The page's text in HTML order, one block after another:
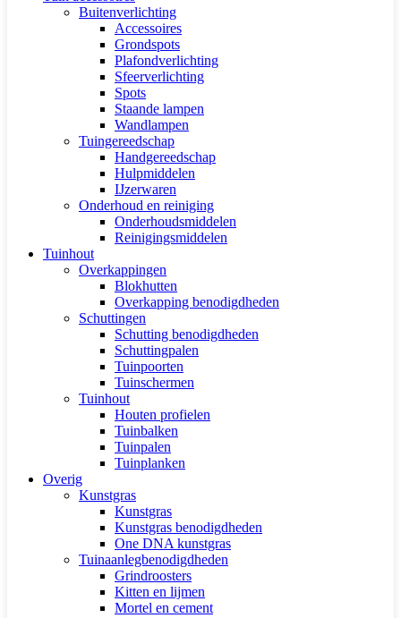
Buitenverlichting
Accessoires
Grondspots
Plafondverlichting
Sfeerverlichting
Spots
Staande lampen
Wandlampen
Tuingereedschap
Handgereedschap
Hulpmiddelen
IJzerwaren
Onderhoud en reiniging
Onderhoudsmiddelen
Reinigingsmiddelen
Tuinhout
Overkappingen
Blokhutten
Overkapping benodigdheden
Schuttingen
Schutting benodigdheden
Schuttingpalen
Tuinpoorten
Tuinschermen
Tuinhout
Houten profielen
Tuinbalken
Tuinpalen
Tuinplanken
Overig
Kunstgras
Kunstgras
Kunstgras benodigdheden
One DNA kunstgras
Tuinaanlegbenodigdheden
Grindroosters
Kitten en lijmen
Mortel en cement